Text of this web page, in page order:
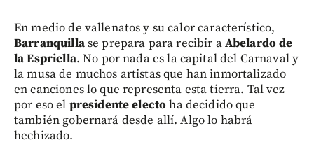
En medio de vallenatos y su calor característico,
Barranquillase prepara para recibir aAbelardo de
la Espriella. No por nada es la capital del Carnaval y
la musa de muchos artistas que han inmortalizado
en canciones lo que representa esta tierra. Tal vez
por eso el presidente electo ha decidido que
también gobernará desde allí. Algo lo habrá
hechizado.